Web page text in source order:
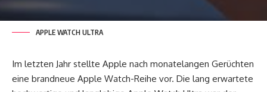
APPLE WATCH ULTRA
Im letzten Jahr stellte Apple nach monatelangen Gerüchten
eine brandneue Apple Watch-Reihe vor. Die lang erwartete